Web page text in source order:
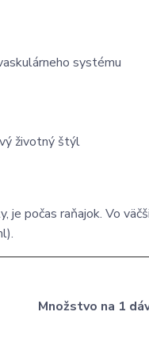
systému
životný štýl
počas raňajok. Vo
Množstvo na 1